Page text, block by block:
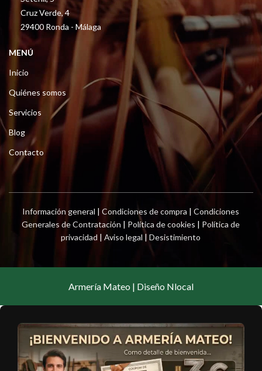
Cruz Verde, 4
29400 Ronda - Málaga
MENÚ
Inicio
Quiénes somos
Servicios
Blog
Contacto
Información general |Condiciones de compra |Condiciones
Generales de Contratación
Política de cookies
Política de
privacidad |Aviso legal |Desistimiento
Armería Mateo | Diseño Nlocal